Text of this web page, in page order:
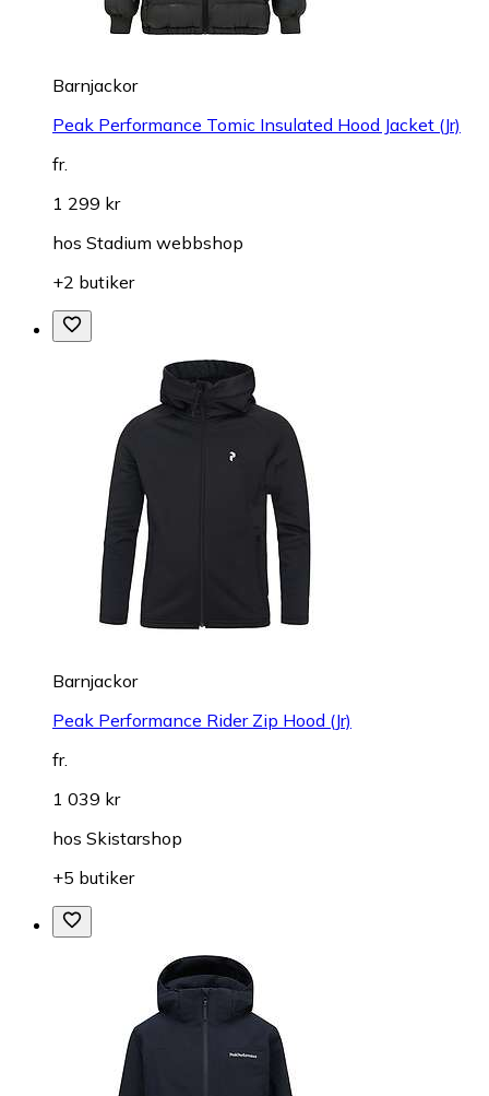
Barnjackor
Peak Performance Tomic Insulated Hood Jacket (Jr)
fr.
1 299 kr
hos Stadium webbshop
+2 butiker
Barnjackor
Peak Performance Rider Zip Hood (Jr)
fr.
1 039 kr
hos Skistarshop
+5 butiker